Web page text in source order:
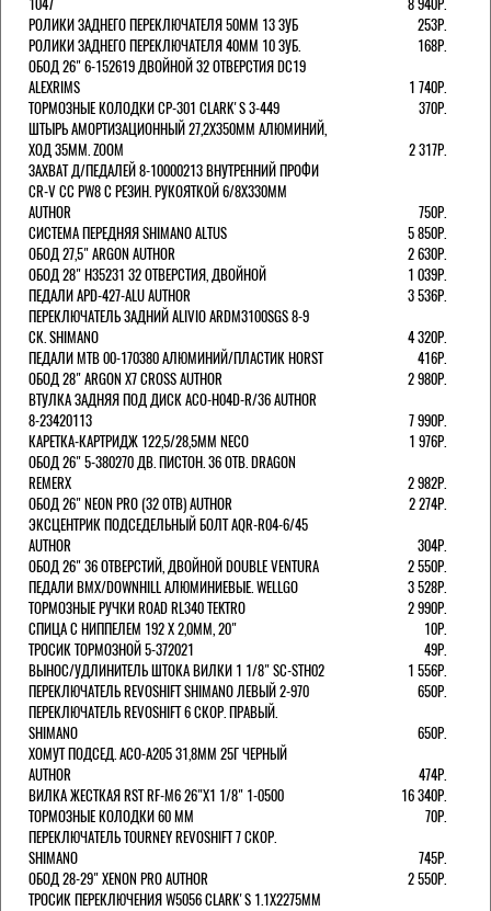
РОЛИКИ ЗАДНЕГО ПЕРЕКЛЮЧАТЕЛЯ 50ММ 13 ЗУБ
253Р.
РОЛИКИ ЗАДНЕГО ПЕРЕКЛЮЧАТЕЛЯ 40ММ 10 ЗУБ.
168Р.
ОБОД 26" 6-152619 ДВОЙНОЙ 32 ОТВЕРСТИЯ DC19
ALEXRIMS
1 740Р.
ТОРМОЗНЫЕ КОЛОДКИ CP-301 CLARK'S 3-449
370Р.
ШТЫРЬ АМОРТИЗАЦИОННЫЙ 27,2Х350ММ АЛЮМИНИЙ,
ХОД 35ММ. ZOOM
2 317Р.
ЗАХВАТ Д/ПЕДАЛЕЙ 8-10000213 ВНУТРЕННИЙ ПРОФИ
CR-V CC PW8 С РЕЗИН. РУКОЯТКОЙ 6/8X330ММ
AUTHOR
750Р.
СИСТЕМА ПЕРЕДНЯЯ SHIMANO ALTUS
5 850Р.
ОБОД 27,5" ARGON AUTHOR
2 630Р.
ОБОД 28" H35231 32 ОТВЕРСТИЯ, ДВОЙНОЙ
1 039Р.
ПЕДАЛИ APD-427-ALU AUTHOR
3 536Р.
ПЕРЕКЛЮЧАТЕЛЬ ЗАДНИЙ ALIVIO ARDM3100SGS 8-9
СК. SHIMANO
4 320Р.
ПЕДАЛИ MTB 00-170380 АЛЮМИНИЙ/ПЛАСТИК HORST
416Р.
ОБОД 28" ARGON X7 CROSS AUTHOR
2 980Р.
ВТУЛКА ЗАДНЯЯ ПОД ДИСК ACO-H04D-R/36 AUTHOR
8-23420113
7 990Р.
КАРЕТКА-КАРТРИДЖ 122,5/28,5ММ NECO
1 976Р.
ОБОД 26" 5-380270 ДВ. ПИСТОН. 36 ОТВ. DRAGON
REMERX
2 982Р.
ОБОД 26" NEON PRO (32 ОТВ) AUTHOR
2 274Р.
ЭКСЦЕНТРИК ПОДСЕДЕЛЬНЫЙ БОЛТ AQR-R04-6/45
AUTHOR
304Р.
ОБОД 26" 36 ОТВЕРСТИЙ, ДВОЙНОЙ DOUBLE VENTURA
2 550Р.
ПЕДАЛИ BMX/DOWNHILL АЛЮМИНИЕВЫЕ. WELLGO
3 528Р.
ТОРМОЗНЫЕ РУЧКИ ROAD RL340 TEKTRO
2 990Р.
СПИЦА С НИППЕЛЕМ 192 Х 2,0ММ, 20"
10Р.
ТРОСИК ТОРМОЗНОЙ 5-372021
49Р.
ВЫНОС/УДЛИНИТЕЛЬ ШТОКА ВИЛКИ 1 1/8" SC-STH02
1 556Р.
ПЕРЕКЛЮЧАТЕЛЬ REVOSHIFT SHIMANO ЛЕВЫЙ 2-970
650Р.
ПЕРЕКЛЮЧАТЕЛЬ REVOSHIFT 6 СКОР. ПРАВЫЙ.
SHIMANO
650Р.
ХОМУТ ПОДСЕД. ACO-A205 31,8ММ 25Г ЧЕРНЫЙ
AUTHOR
474Р.
ВИЛКА ЖЕСТКАЯ RST RF-M6 26"Х1 1/8" 1-0500
16 340Р.
ТОРМОЗНЫЕ КОЛОДКИ 60 ММ
70Р.
ПЕРЕКЛЮЧАТЕЛЬ TOURNEY REVOSHIFT 7 СКОР.
SHIMANO
745Р.
ОБОД 28-29" XENON PRO AUTHOR
2 550Р.
ТРОСИК ПЕРЕКЛЮЧЕНИЯ W5056 CLARK'S 1.1Х2275ММ